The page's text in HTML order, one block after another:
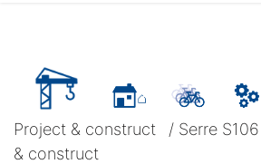
Project & construct / Serre
& construct